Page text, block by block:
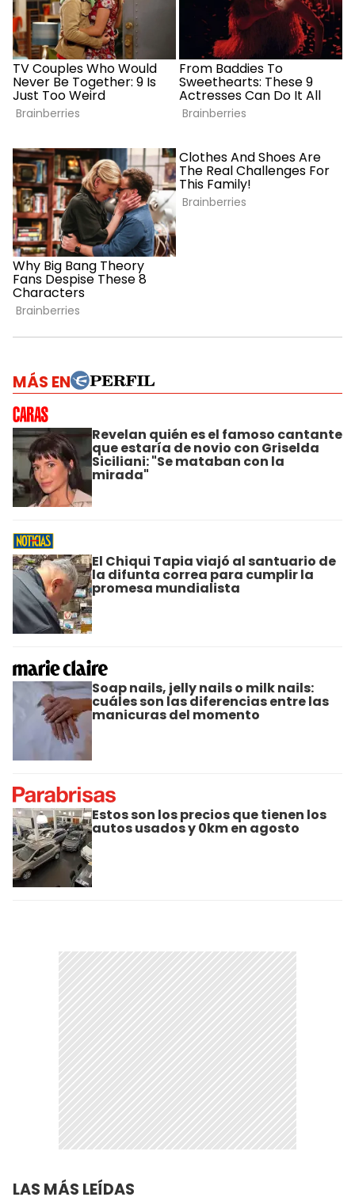
MÁS EN
Revelan quién es el famoso cantante
que estaría de novio con Griselda
Siciliani: "Se mataban con la
mirada"
El Chiqui Tapia viajó al santuario de
la difunta correa para cumplir la
promesa mundialista
Soap nails, jelly nails o milk nails:
cuáles son las diferencias entre las
manicuras del momento
Estos son los precios que tienen los
autos usados y 0km en agosto
LAS MÁS LEÍDAS